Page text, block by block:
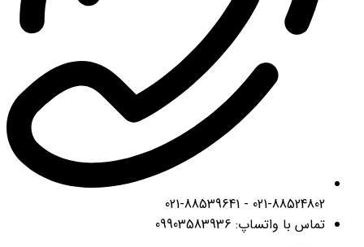
021-88524802 - 021-88539641
تماس با واتساپ: 09903583936